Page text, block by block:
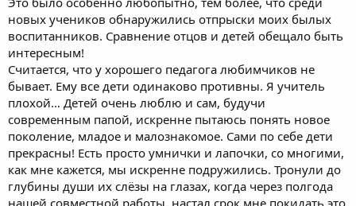
новых учеников обнаружились отпрыски моих былых
воспитанников. Сравнение отцов и детей обещало быть
интересным!
Считается, что у хорошего педагога любимчиков не
бывает. Ему все дети одинаково противны. Я учитель
плохой… Детей очень люблю и сам, будучи
современным папой, искренне пытаюсь понять новое
поколение, младое и малознакомое. Сами по себе дети
прекрасны! Есть просто умнички и лапочки, со многими,
как мне кажется, мы искренне подружились. Тронули до
глубины души их слёзы на глазах, когда через полгода
нашей совместной работы, настал срок мне покидать это